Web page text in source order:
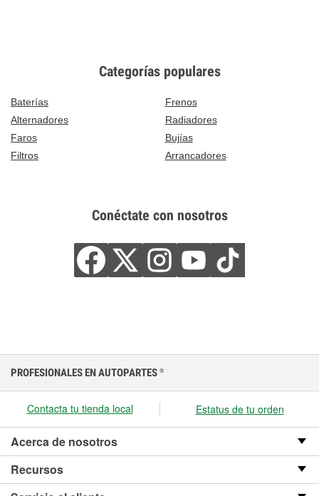
Categorías populares
Baterías
Frenos
Alternadores
Radiadores
Faros
Bujías
Filtros
Arrancadores
Conéctate con nosotros
PROFESIONALES EN AUTOPARTES ®
Contacta tu tienda local Estatus de tu orden
Acerca de nosotros
Recursos